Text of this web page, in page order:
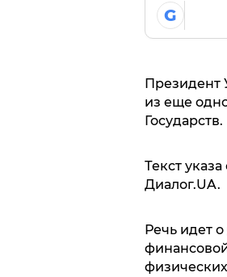
G
Президент
из еще
Государств.
Текст
Диалог.UA.
Речь идет